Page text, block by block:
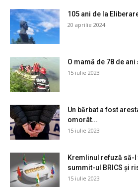
105 ani de la
20 aprilie 2024
O mamă de 78 de ani
15 iulie 2023
Un bărbat a fost
omorât...
15 iulie 2023
Kremlinul refuză să-l
summit-ul BRICS și
15 iulie 2023